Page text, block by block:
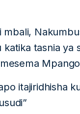
mbali,
tasnia ya
Mpango
itajiridhisha